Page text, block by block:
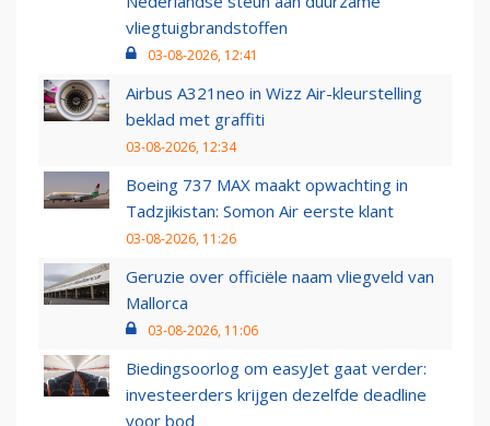
vliegtuigbrandstoffen
03-08-2026, 12:41
Airbus A321neo in Wizz Air-kleurstelling
beklad met graffiti
03-08-2026, 12:34
Boeing 737 MAX maakt opwachting in
Tadzjikistan: Somon Air eerste klant
03-08-2026, 11:26
Geruzie over officiële naam vliegveld van
Mallorca
03-08-2026, 11:06
Biedingsoorlog om easyJet gaat verder:
investeerders krijgen dezelfde deadline
voor bod